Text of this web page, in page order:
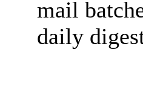
mail
daily